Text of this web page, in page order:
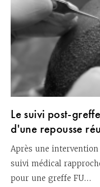
Le suivi post-
d'une repousse
Après une
suivi médical
pour une greffe FU...